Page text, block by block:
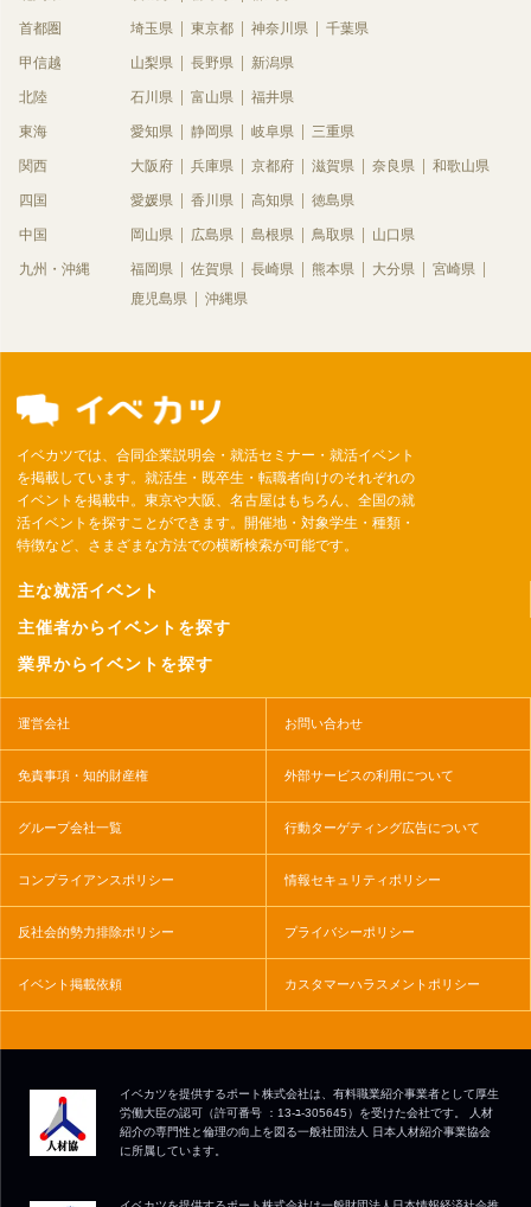
首都圏 埼玉県 東京都 神奈川県 千葉県
甲信越 山梨県 長野県 新潟県
北陸 石川県 富山県 福井県
東海 愛知県 静岡県 岐阜県 三重県
関西 大阪府 兵庫県 京都府 滋賀県 奈良県 和歌山県
四国 愛媛県 香川県 高知県 徳島県
中国 岡山県 広島県 島根県 鳥取県 山口県
九州・沖縄 福岡県 佐賀県 長崎県 熊本県 大分県
宮崎県
鹿児島県
沖縄県
イベカツでは、合同企業説明会・就活セミナー・就活イベント
を掲載しています。就活生・既卒生・転職者向けのそれぞれの
イベントを掲載中。東京や大阪、名古屋はもちろん、全国の就
活イベントを探すことができます。開催地・対象学生・種類・
特徴など、さまざまな方法での横断検索が可能です。
主な就活イベント
主催者からイベントを探す
業界からイベントを探す
運営会社 お問い合わせ
免責事項・知的財産権 外部サービスの利用について
グループ会社一覧 行動ターゲティング広告について
コンプライアンスポリシー 情報セキュリティポリシー
反社会的勢力排除ポリシー プライバシーポリシー
イベント掲載依頼 カスタマーハラスメントポリシー